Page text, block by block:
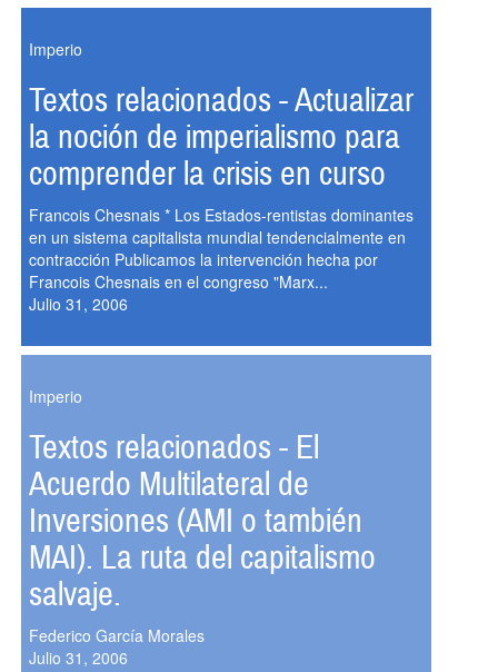
Imperio
Textos relacionados - Actualizar
la noción de imperialismo para
comprender la crisis en curso
Francois Chesnais * Los Estados-rentistas dominantes
en un sistema capitalista mundial tendencialmente en
contracción Publicamos la intervención hecha por
Francois Chesnais en el congreso "Marx...
Julio 31, 2006
Imperio
Textos relacionados - El
Acuerdo Multilateral de
Inversiones (AMI o también
MAI). La ruta del capitalismo
salvaje.
Federico García Morales
Julio 31, 2006